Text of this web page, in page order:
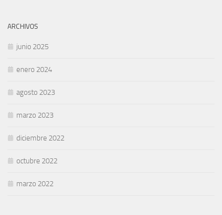
ARCHIVOS
junio 2025
enero 2024
agosto 2023
marzo 2023
diciembre 2022
octubre 2022
marzo 2022